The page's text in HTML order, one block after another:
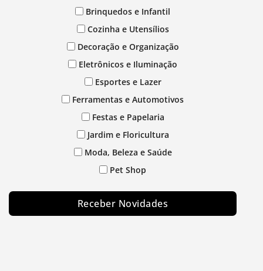
Brinquedos e Infantil
Cozinha e Utensílios
Decoração e Organização
Eletrônicos e Iluminação
Esportes e Lazer
Ferramentas e Automotivos
Festas e Papelaria
Jardim e Floricultura
Moda, Beleza e Saúde
Pet Shop
Receber Novidades